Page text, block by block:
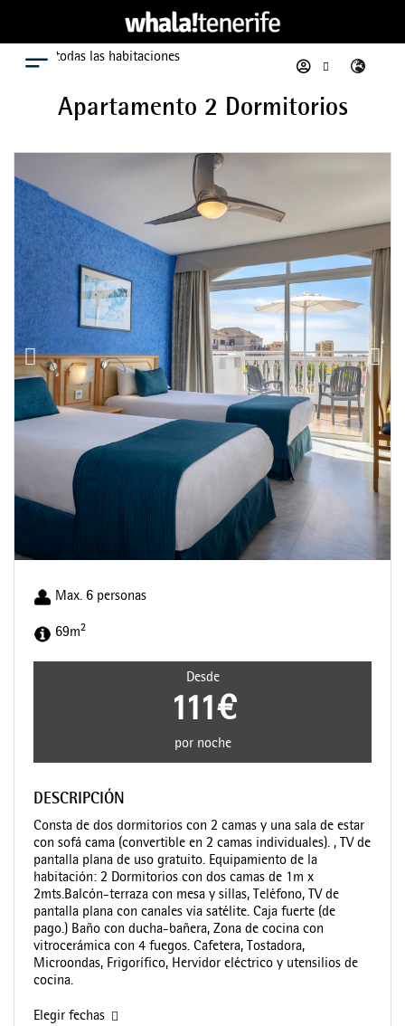
Menú
Ver todas las habitaciones
Apartamento 2 Dormitorios
Max. 6 personas
69m2
Desde
111€
por noche
DESCRIPCIÓN
Consta de dos dormitorios con 2 camas y una sala de estar
con sofá cama (convertible en 2 camas individuales). , TV de
pantalla plana de uso gratuito. Equipamiento de la
habitación: 2 Dormitorios con dos camas de 1m x
2mts.Balcón-terraza con mesa y sillas, Teléfono, TV de
pantalla plana con canales vía satélite. Caja fuerte (de
pago.) Baño con ducha-bañera, Zona de cocina con
vitrocerámica con 4 fuegos. Cafetera, Tostadora,
Microondas, Frigorífico, Hervidor eléctrico y utensilios de
cocina.
Elegir fechas